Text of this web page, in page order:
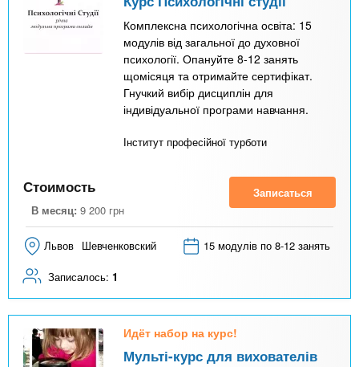
Комплексна психологічна освіта: 15
модулів від загальної до духовної
психології. Опануйте 8-12 занять
щомісяця та отримайте сертифікат.
Гнучкий вибір дисциплін для
індивідуальної програми навчання.
Інститут професійної турботи
Стоимость
В месяц: 9 200 грн
Записаться
Львов Шевченковский 15 модулів по 8-12 занять
Записалось: 1
Идёт набор на курс!
Мульті-курс для вихователів